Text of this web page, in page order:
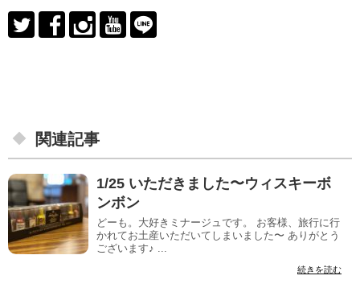
関連記事
1/25 いただきました〜ウィスキーボ
ンボン
どーも。大好きミナージュです。 お客様、旅行に行
かれてお土産いただいてしまいました〜 ありがとう
ございます♪ ...
続きを読む